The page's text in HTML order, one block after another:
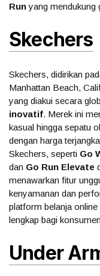
Runyang mendukung
Skechers
Skechers, didirikan
Manhattan Beach,
yang diakui secara
inovatif. Merek ini
kasual hingga sepatu
dengan harga
Skechers, seperti Go
dan Go Run Elevate
menawarkan fitur
kenyamanan dan
platform belanja
lengkap bagi
Under